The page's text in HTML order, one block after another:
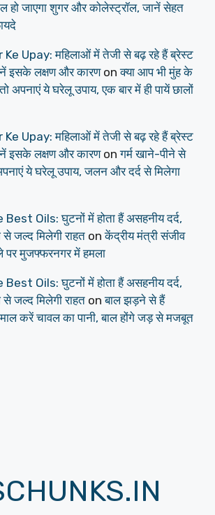
हो जाएगा शुगर और कोलेस्ट्रॉल, जानें सेहत
Upay: महिलाओं में तेजी से बढ़ रहे हैं ब्रेस्ट
इसके लक्षण और कारणonक्या आप भी मुंह के
अपनाएं ये घरेलू उपाय, एक बार में ही पायें छालों
Upay: महिलाओं में तेजी से बढ़ रहे हैं ब्रेस्ट
इसके लक्षण और कारणonगर्म खाने-पीने से
ये घरेलू उपाय, जलन और दर्द से मिलेगा
Oils: घुटनों में होता हैं असहनीय दर्द,
जल्द मिलेगी राहत onकेंद्रीय मंत्री संजीव
पर मुजफ्फरनगर में हमला
Oils: घुटनों में होता हैं असहनीय दर्द,
जल्द मिलेगी राहत onबाल झड़ने से हैं
करें चावल का पानी, बाल होंगे जड़ से मजबूत